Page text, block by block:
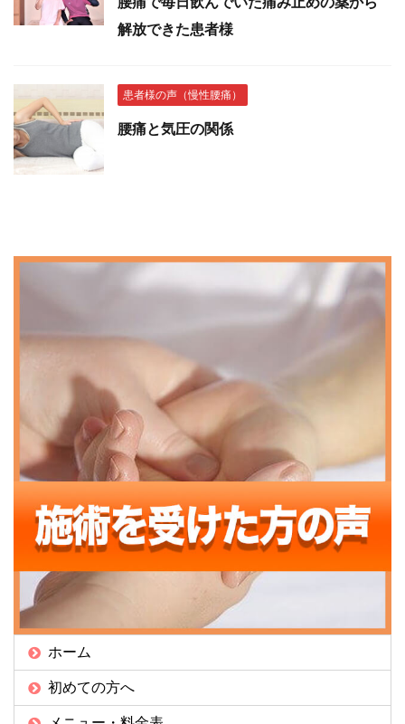
解放できた患者様
患者様の声（慢性腰痛）
腰痛と気圧の関係
ホーム
初めての方へ